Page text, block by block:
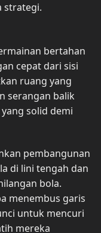
strategi.
bertahan
cepat dari sisi
ruang yang
serangan balik
solid demi
pembangunan
di lini tengah dan
bola.
menembus garis
untuk mencuri
mereka